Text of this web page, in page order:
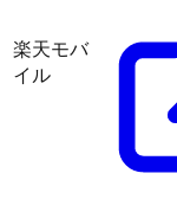
楽天モバ
イル